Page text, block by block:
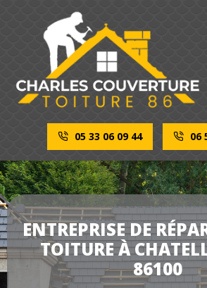
05 33 06 09 44 06
ENTREPRISE DE
TOITURE À
86100